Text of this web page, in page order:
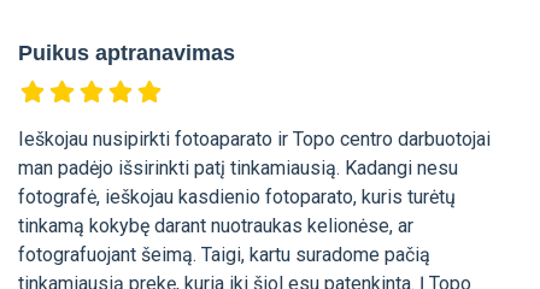
Puikus aptranavimas
Ieškojau nusipirkti fotoaparato ir Topo centro darbuotojai
man padėjo išsirinkti patį tinkamiausią. Kadangi nesu
fotografė, ieškojau kasdienio fotoparato, kuris turėtų
tinkamą kokybę darant nuotraukas kelionėse, ar
fotografuojant šeimą. Taigi, kartu suradome pačią
tinkamiausią prekę, kuria iki šiol esu patenkinta. Į Topo